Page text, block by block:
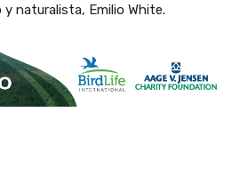
naturalista, Emilio White.